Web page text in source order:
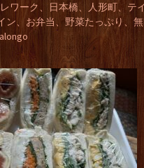
ワーク、日本橋、人形町、テ
ン、お弁当、野菜たっぷり、